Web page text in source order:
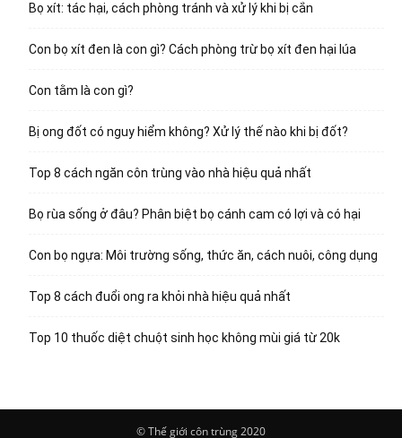
Bọ xít: tác hại, cách phòng tránh và xử lý khi bị cắn
Con bọ xít đen là con gì? Cách phòng trừ bọ xít đen hại lúa
Con tằm là con gì?
Bị ong đốt có nguy hiểm không? Xử lý thế nào khi bị đốt?
Top 8 cách ngăn côn trùng vào nhà hiệu quả nhất
Bọ rùa sống ở đâu? Phân biệt bọ cánh cam có lợi và có hại
Con bọ ngựa: Môi trường sống, thức ăn, cách nuôi, công dụng
Top 8 cách đuổi ong ra khỏi nhà hiệu quả nhất
Top 10 thuốc diệt chuột sinh học không mùi giá từ 20k
© Thế giới côn trùng 2020